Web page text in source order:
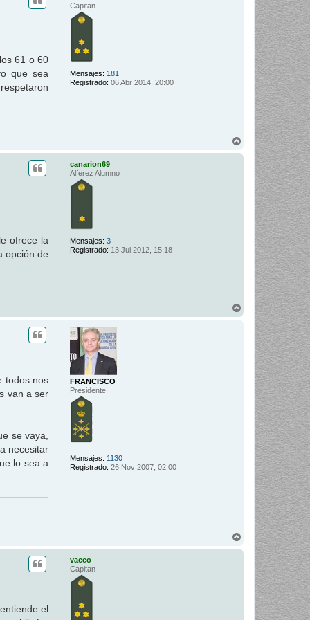
Capitan
Mensajes: 181
Registrado: 06 Abr 2014, 20:00
61 o 60
que sea
canarion69
Alferez Alumno
Mensajes: 3
Registrado: 13 Jul 2012, 15:18
ofrece la
opción de
FRANCISCO
Presidente
Mensajes: 1130
Registrado: 26 Nov 2007, 02:00
todos nos
van a ser
se vaya,
necesitar
lo sea a
vaceo
Capitan
el